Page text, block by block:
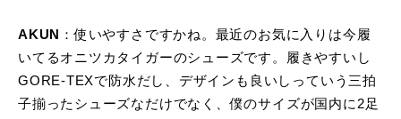
AKUN
：使いやすさですかね。最近のお気に入りは今履
いてるオニツカタイガーのシューズです。履きやすいし
GORE-TEXで防水だし、デザインも良いしっていう三拍
子揃ったシューズなだけでなく、僕のサイズが国内に2足